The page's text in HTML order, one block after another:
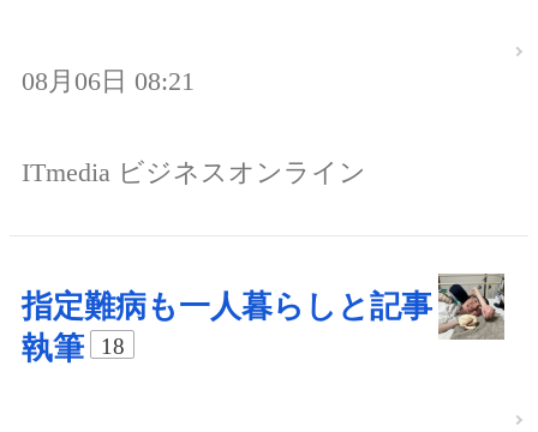
08月06日 08:21
ITmedia ビジネスオンライン
指定難病も一人暮らしと記事
執筆
18